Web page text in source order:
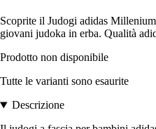
Scoprite il Judogi adidas
giovani judoka in erba. Qualità
Prodotto non disponibile
Tutte le varianti sono esaurite
Descrizione